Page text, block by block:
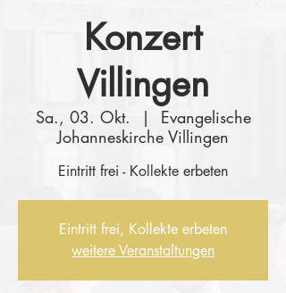
Konzert
Villingen
Sa., 03. Okt.
  |
Evangelische
Johanneskirche Villingen
Eintritt frei - Kollekte erbeten
Eintritt frei, Kollekte erbeten
weitere Veranstaltungen